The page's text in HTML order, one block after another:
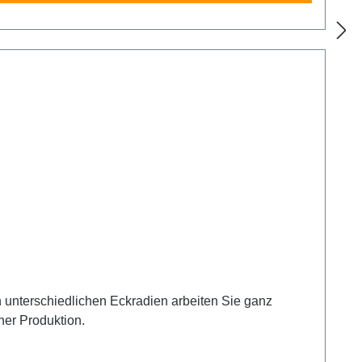
aus deutscher Produktion.